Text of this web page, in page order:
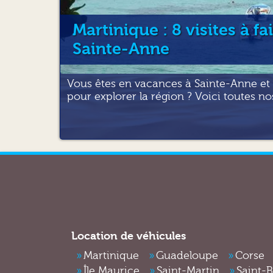
Martinique : 8 visites à
Sainte-Anne
Vous êtes en vacances à Sainte-Anne
pour explorer la région ? Voici toutes
Location de véhicules
Martinique
Guadeloupe Corse